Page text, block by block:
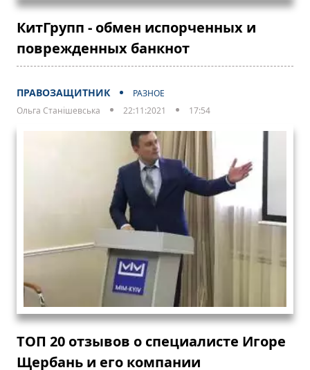
КитГрупп - обмен испорченных и
поврежденных банкнот
ПРАВОЗАЩИТНИК
РАЗНОЕ
Ольга Станішевська
22:11:2021 17:54
ТОП 20 отзывов о специалисте Игоре
Щербань и его компании